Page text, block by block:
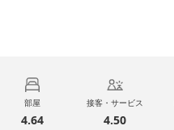
部屋
4.64
接客・サービス
4.50